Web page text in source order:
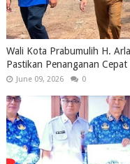
Wali Kota Prabumulih H.
Pastikan Penanganan
June 09, 2026 0